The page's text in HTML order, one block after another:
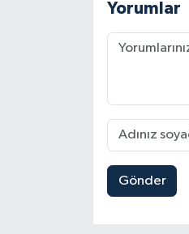
Yorumlar
Gönder